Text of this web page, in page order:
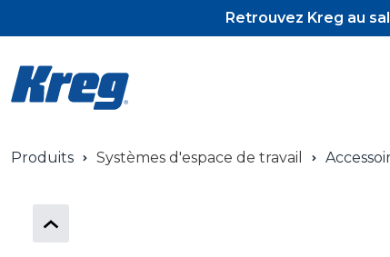
Retrouvez Kreg au
Produits Systèmes d'espace de travail